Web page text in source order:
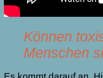
Können
Menschen